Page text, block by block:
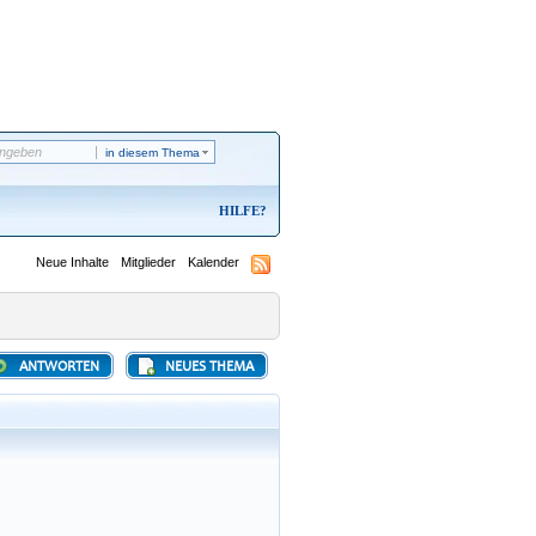
in diesem Thema
HILFE
Neue Inhalte Mitglieder Kalender
NEUES THEMA
ANTWORTEN